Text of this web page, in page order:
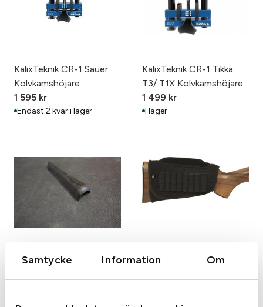
Samtycke Information Om
KalixTeknik CR-1 Sauer
Kolvkamshöjare
1 595 kr
Endast 2 kvar i lager
KalixTeknik CR-1 Tikka
T3/ T1X Kolvkamshöjare
1 499 kr
I lager
gummi 10mm Svart
220kr
Med Patronhållare
445kr